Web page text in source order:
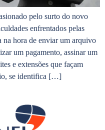
pelo surto do novo
enfrentados pelas
na hora de enviar um arquivo
um pagamento, assinar um
e extensões que façam
se identifica […]